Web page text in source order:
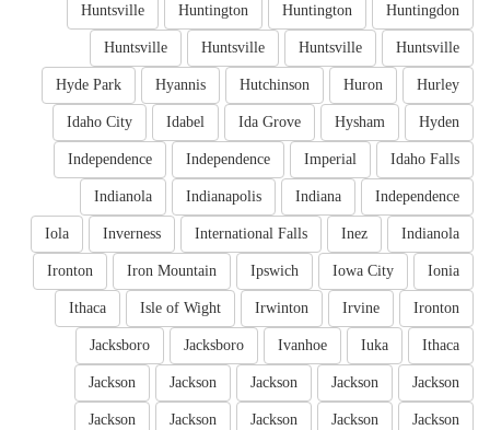
Huntingdon
Huntington
Huntington
Huntsville
Huntsville
Huntsville
Huntsville
Huntsville
Hurley
Huron
Hutchinson
Hyannis
Hyde Park
Hyden
Hysham
Ida Grove
Idabel
Idaho City
Idaho Falls
Imperial
Independence
Independence
Independence
Indiana
Indianapolis
Indianola
Indianola
Inez
International Falls
Inverness
Iola
Ionia
Iowa City
Ipswich
Iron Mountain
Ironton
Ironton
Irvine
Irwinton
Isle of Wight
Ithaca
Ithaca
Iuka
Ivanhoe
Jacksboro
Jacksboro
Jackson
Jackson
Jackson
Jackson
Jackson
Jackson
Jackson
Jackson
Jackson
Jackson